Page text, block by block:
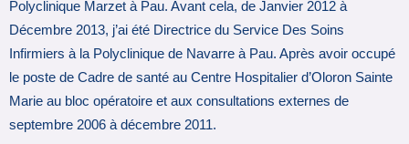
Polyclinique Marzet à Pau. Avant cela, de Janvier 2012 à
Décembre 2013, j’ai été Directrice du Service Des Soins
Infirmiers à la Polyclinique de Navarre à Pau. Après avoir occupé
le poste de Cadre de santé au Centre Hospitalier d’Oloron Sainte
Marie au bloc opératoire et aux consultations externes de
septembre 2006 à décembre 2011.